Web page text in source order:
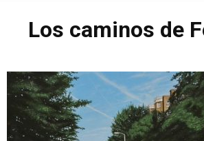
Peruanos
Los caminos de